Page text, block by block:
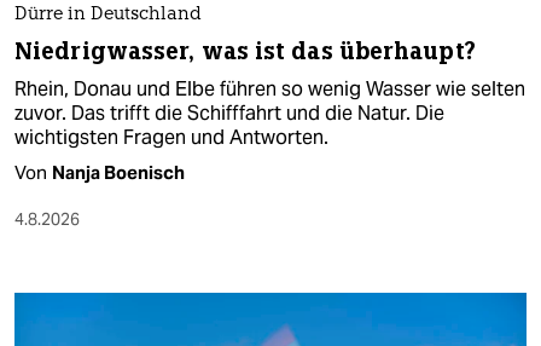
Dürre in Deutschland
Niedrigwasser, was ist das überhaupt?
Rhein, Donau und Elbe führen so wenig Wasser wie selten
zuvor. Das trifft die Schifffahrt und die Natur. Die
wichtigsten Fragen und Antworten.
Von Nanja Boenisch
4.8.2026